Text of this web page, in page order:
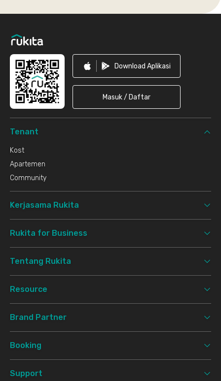
Download Aplikasi
Masuk / Daftar
Tenant
Kost
Apartemen
Community
Kerjasama Rukita
Rukita for Business
Tentang Rukita
Resource
Brand Partner
Booking
Support